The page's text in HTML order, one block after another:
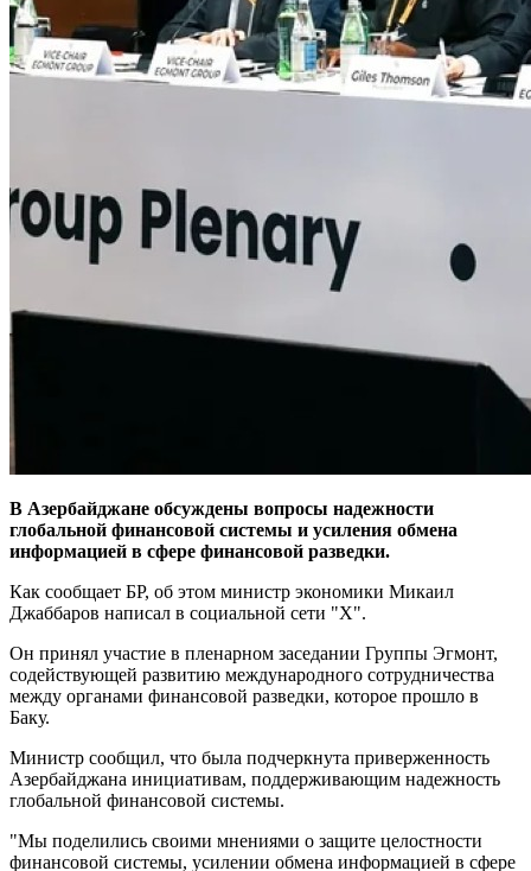
В Азербайджане обсуждены вопросы надежности
глобальной финансовой системы и усиления обмена
информацией в сфере финансовой разведки.
Как сообщает БР, об этом министр экономики Микаил
Джаббаров написал в социальной сети "X".
Он принял участие в пленарном заседании Группы Эгмонт,
содействующей развитию международного сотрудничества
между органами финансовой разведки, которое прошло в
Баку.
Министр сообщил, что была подчеркнута приверженность
Азербайджана инициативам, поддерживающим надежность
глобальной финансовой системы.
"Мы поделились своими мнениями о защите целостности
финансовой системы, усилении обмена информацией в сфере